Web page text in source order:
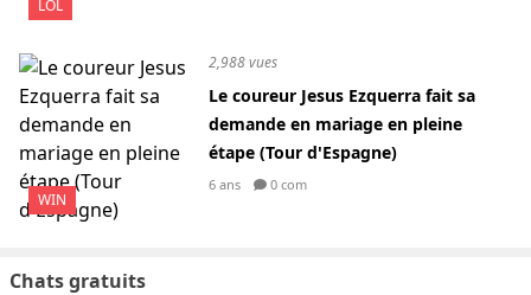
LOL
WIN
2,988 vues
Le coureur Jesus Ezquerra fait sa
demande en mariage en pleine
étape (Tour d'Espagne)
6 ans 0 com
Chats gratuits